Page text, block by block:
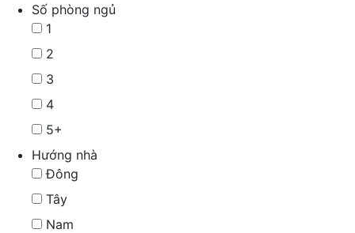
Số phòng ngủ
1
2
3
4
5+
Hướng nhà
Đông
Tây
Nam